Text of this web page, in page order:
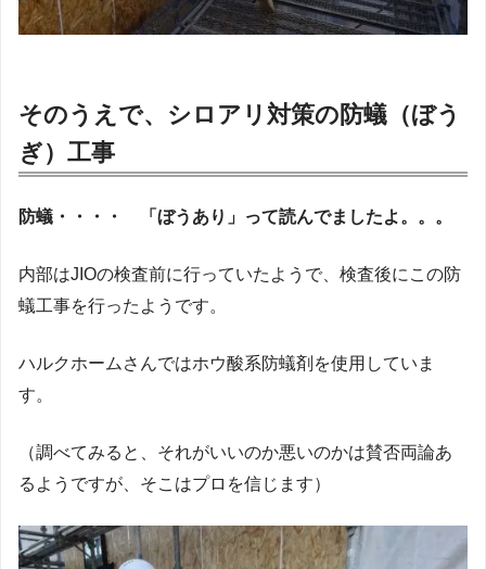
そのうえで、シロアリ対策の防蟻（ぼう
ぎ）工事
防蟻・・・・ 「ぼうあり」って読んでましたよ。。。
内部はJIOの検査前に行っていたようで、検査後にこの防
蟻工事を行ったようです。
ハルクホームさんではホウ酸系防蟻剤を使用していま
す。
（調べてみると、それがいいのか悪いのかは賛否両論あ
るようですが、そこはプロを信じます）